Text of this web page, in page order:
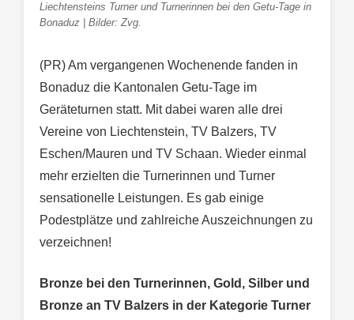
Liechtensteins Turner und Turnerinnen bei den Getu-Tage in
Bonaduz | Bilder: Zvg.
(PR) Am vergangenen Wochenende fanden in
Bonaduz die Kantonalen Getu-Tage im
Geräteturnen statt. Mit dabei waren alle drei
Vereine von Liechtenstein, TV Balzers, TV
Eschen/Mauren und TV Schaan. Wieder einmal
mehr erzielten die Turnerinnen und Turner
sensationelle Leistungen. Es gab einige
Podestplätze und zahlreiche Auszeichnungen zu
verzeichnen!
Bronze bei den Turnerinnen, Gold, Silber und
Bronze an TV Balzers in der Kategorie Turner